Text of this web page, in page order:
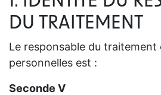
DU TRAITEMENT
Le responsable du traitement
personnelles est :
Seconde V